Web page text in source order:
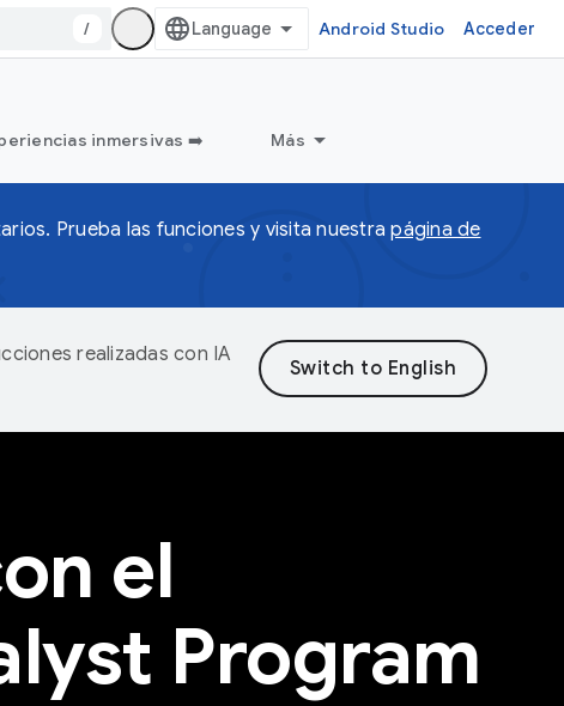
/ Android Studio Acceder
inmersivas ➡️ Más
Prueba las funciones y visita nuestrapágina de
realizadas con IA
el
Program